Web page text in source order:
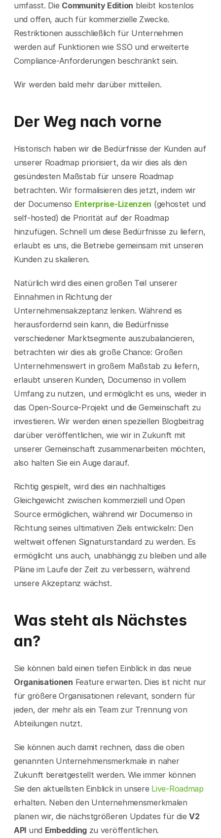
umfasst. Die Community Edition bleibt kostenlos
und offen, auch für kommerzielle Zwecke.
Restriktionen ausschließlich für Unternehmen
werden auf Funktionen wie SSO und erweiterte
Compliance-Anforderungen beschränkt sein.
Wir werden bald mehr darüber mitteilen.
Der Weg nach vorne
Historisch haben wir die Bedürfnisse der Kunden auf
unserer Roadmap priorisiert, da wir dies als den
gesündesten Maßstab für unsere Roadmap
betrachten. Wir formalisieren dies jetzt, indem wir
der Documenso Enterprise-Lizenzen (gehostet und
self-hosted) die Priorität auf der Roadmap
hinzufügen. Schnell um diese Bedürfnisse zu liefern,
erlaubt es uns, die Betriebe gemeinsam mit unseren
Kunden zu skalieren.
Natürlich wird dies einen großen Teil unserer
Einnahmen in Richtung der
Unternehmensakzeptanz lenken. Während es
herausfordernd sein kann, die Bedürfnisse
verschiedener Marktsegmente auszubalancieren,
betrachten wir dies als große Chance: Großen
Unternehmenswert in großem Maßstab zu liefern,
erlaubt unseren Kunden, Documenso in vollem
Umfang zu nutzen, und ermöglicht es uns, wieder in
das Open-Source-Projekt und die Gemeinschaft zu
investieren. Wir werden einen speziellen Blogbeitrag
darüber veröffentlichen, wie wir in Zukunft mit
unserer Gemeinschaft zusammenarbeiten möchten,
also halten Sie ein Auge darauf.
Richtig gespielt, wird dies ein nachhaltiges
Gleichgewicht zwischen kommerziell und Open
Source ermöglichen, während wir Documenso in
Richtung seines ultimativen Ziels entwickeln: Den
weltweit offenen Signaturstandard zu werden. Es
ermöglicht uns auch, unabhängig zu bleiben und alle
Pläne im Laufe der Zeit zu verbessern, während
unsere Akzeptanz wächst.
Was steht als Nächstes
an?
Sie können bald einen tiefen Einblick in das neue
Organisationen Feature erwarten. Dies ist nicht nur
für größere Organisationen relevant, sondern für
jeden, der mehr als ein Team zur Trennung von
Abteilungen nutzt.
Sie können auch damit rechnen, dass die oben
genannten Unternehmensmerkmale in naher
Zukunft bereitgestellt werden. Wie immer können
Sie den aktuellsten Einblick in unsere Live-Roadmap
erhalten. Neben den Unternehmensmerkmalen
planen wir, die nächstgrößeren Updates für die V2
API und Embedding zu veröffentlichen.